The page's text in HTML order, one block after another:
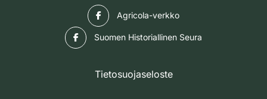
Agricola-verkko
Suomen Historiallinen Seura
Tietosuojaseloste